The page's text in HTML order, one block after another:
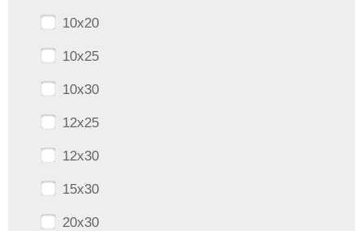
10x20
10x25
10x30
12x25
12x30
15x30
20x30